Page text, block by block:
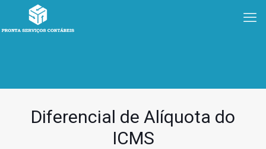
Diferencial de Alíquota do
ICMS